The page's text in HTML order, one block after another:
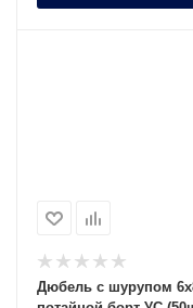
Дюбель с шурупом